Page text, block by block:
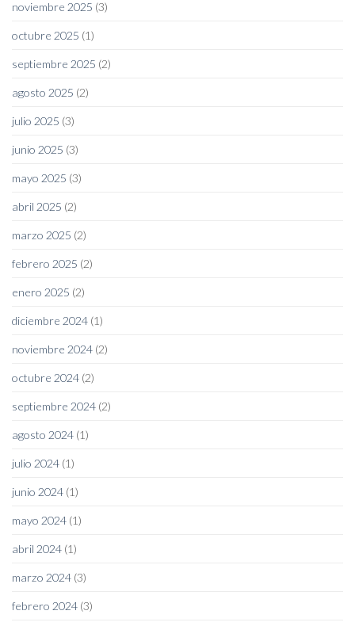
noviembre 2025 (3)
octubre 2025 (1)
septiembre 2025 (2)
agosto 2025 (2)
julio 2025 (3)
junio 2025 (3)
mayo 2025 (3)
abril 2025 (2)
marzo 2025 (2)
febrero 2025 (2)
enero 2025 (2)
diciembre 2024 (1)
noviembre 2024 (2)
octubre 2024 (2)
septiembre 2024 (2)
agosto 2024 (1)
julio 2024 (1)
junio 2024 (1)
mayo 2024 (1)
abril 2024 (1)
marzo 2024 (3)
febrero 2024 (3)